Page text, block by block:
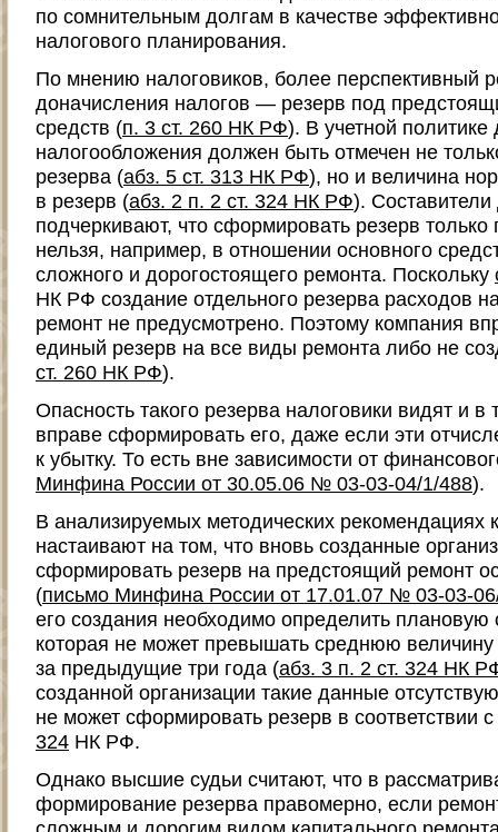
по сомнительным долгам в качестве
налогового планирования.
По мнению налоговиков, более перспективный
доначисления налогов — резерв под
средств (п. 3 ст. 260 НК РФ). В учетной политике
налогообложения должен быть отмечен не
резерва (абз. 5 ст. 313 НК РФ), но и величина
в резерв (абз. 2 п. 2 ст. 324 НК РФ). Составители
подчеркивают, что сформировать резерв только
нельзя, например, в отношении основного
сложного и дорогостоящего ремонта. Поскольку
НК РФ создание отдельного резерва расходов
ремонт не предусмотрено. Поэтому компания
единый резерв на все виды ремонта либо не
ст. 260 НК РФ).
Опасность такого резерва налоговики видят и в
вправе сформировать его, даже если эти
к убытку. То есть вне зависимости от
Минфина России от 30.05.06 № 03-03-04/1/488).
В анализируемых методических рекомендациях
настаивают на том, что вновь созданные
сформировать резерв на предстоящий ремонт
(письмо Минфина России от 17.01.07 № 03-03-
его создания необходимо определить плановую
которая не может превышать среднюю
за предыдущие три года (абз. 3 п. 2 ст. 324 НК
созданной организации такие данные
не может сформировать резерв в соответствии
324 НК РФ.
Однако высшие судьи считают, что в
формирование резерва правомерно, если